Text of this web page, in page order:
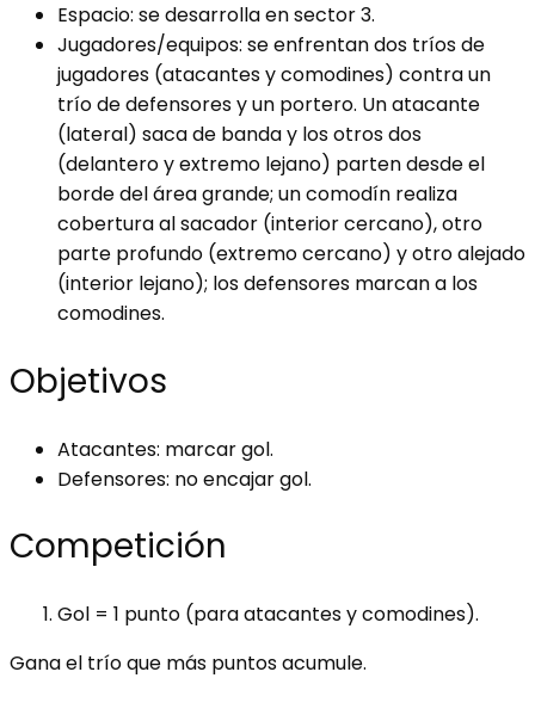
Espacio: se desarrolla en sector 3.
Jugadores/equipos: se enfrentan dos tríos de
jugadores (atacantes y comodines) contra un
trío de defensores y un portero. Un atacante
(lateral) saca de banda y los otros dos
(delantero y extremo lejano) parten desde el
borde del área grande; un comodín realiza
cobertura al sacador (interior cercano), otro
parte profundo (extremo cercano) y otro alejado
(interior lejano); los defensores marcan a los
comodines.
Objetivos
Atacantes: marcar gol.
Defensores: no encajar gol.
Competición
Gol = 1 punto (para atacantes y comodines).
Gana el trío que más puntos acumule.